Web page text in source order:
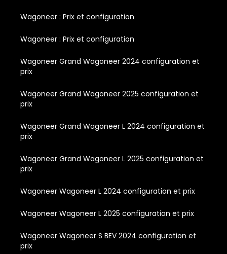
Wagoneer : Prix et configuration
Wagoneer : Prix et configuration
Wagoneer Grand Wagoneer 2024 configuration et
prix
Wagoneer Grand Wagoneer 2025 configuration et
prix
Wagoneer Grand Wagoneer L 2024 configuration et
prix
Wagoneer Grand Wagoneer L 2025 configuration et
prix
Wagoneer Wagoneer L 2024 configuration et prix
Wagoneer Wagoneer L 2025 configuration et prix
Wagoneer Wagoneer S BEV 2024 configuration et
prix